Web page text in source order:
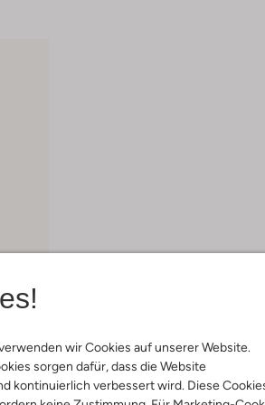
wir Cookies auf unserer Website.
sorgen dafür, dass die Website
kontinuierlich verbessert wird. Diese